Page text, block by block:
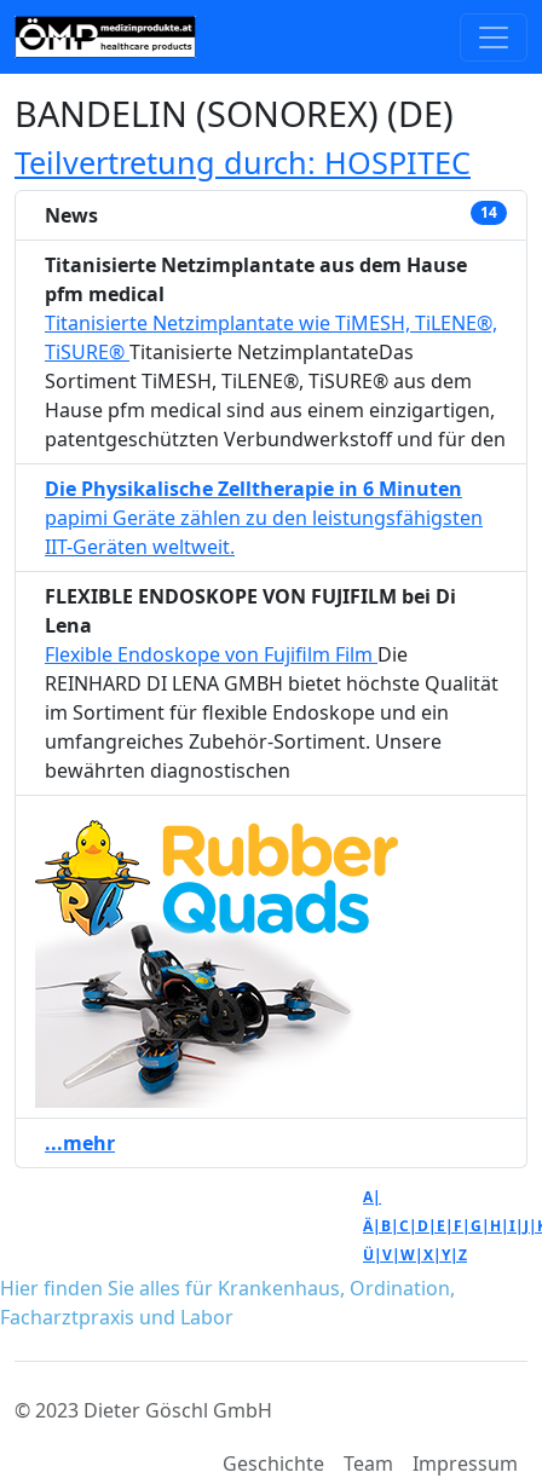
BANDELIN (SONOREX) (DE)
Teilvertretung durch: HOSPITEC
News 14
Titanisierte Netzimplantate aus dem Hause
pfm medical
Titanisierte Netzimplantate wie TiMESH, TiLENE®,
TiSURE®Titanisierte NetzimplantateDas
Sortiment TiMESH, TiLENE®, TiSURE® aus dem
Hause pfm medical sind aus einem einzigartigen,
patentgeschützten Verbundwerkstoff und für den
Die Physikalische Zelltherapie in 6 Minuten
papimi Geräte zählen zu den leistungsfähigsten
IIT-Geräten weltweit.
FLEXIBLE ENDOSKOPE VON FUJIFILM bei Di
Lena
Flexible Endoskope von Fujifilm Film Die
REINHARD DI LENA GMBH bietet höchste Qualität
im Sortiment für flexible Endoskope und ein
umfangreiches Zubehör-Sortiment. Unsere
bewährten diagnostischen
...mehr
A|
Ä| B|C| D| E| F|G| H|I| J|
Ü|V|W|X|Y|Z
Hier finden Sie alles für Krankenhaus, Ordination,
Facharztpraxis und Labor
© 2023 Dieter Göschl GmbH
Geschichte
Team
Impressum